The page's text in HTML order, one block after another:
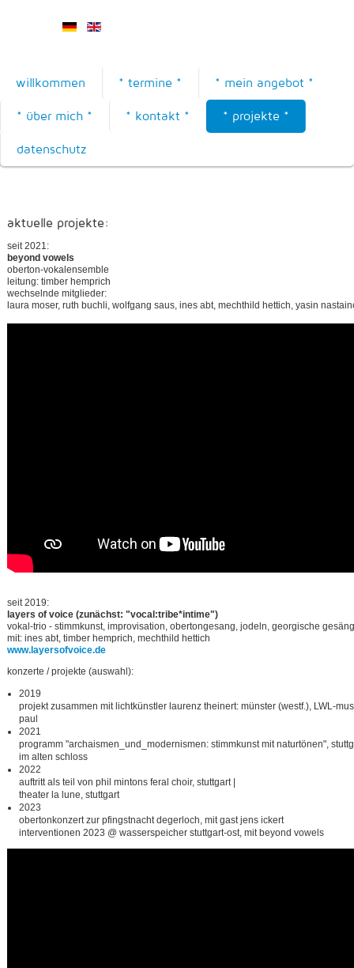
willkommen * termine * * mein angebot *
* über mich * * kontakt * * projekte *
datenschutz
aktuelle projekte:
seit 2021:
beyond vowels
oberton-vokalensemble
leitung: timber hemprich
wechselnde mitglieder:
laura moser, ruth buchli, wolfgang saus, ines abt, mechthild hettich, yasin
seit 2019:
layers of voice (zunächst: "vocal:tribe*intime")
vokal-trio - stimmkunst, improvisation, obertongesang, jodeln, georgische
mit: ines abt, timber hemprich, mechthild hettich
www.layersofvoice.de
konzerte / projekte (auswahl):
2019
projekt zusammen mit lichtkünstler laurenz theinert: münster (westf.), LWL-
paul
2021
programm "archaismen_und_modernismen: stimmkunst mit naturtönen",
im alten schloss
2022
auftritt als teil von phil mintons feral choir, stuttgart |
theater la lune, stuttgart
2023
obertonkonzert zur pfingstnacht degerloch, mit gast jens ickert
interventionen 2023 @ wasserspeicher stuttgart-ost, mit beyond vowels